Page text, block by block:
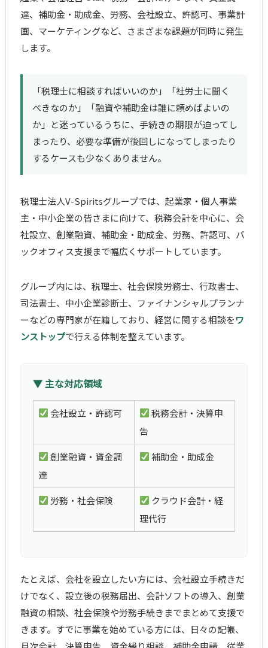
達、補助金・助成金、労務、会社設立、許認可、事業計
画、マーケティングなど、さまざまな課題が同時に発生
します。
「税理士に相談すればいいのか」「社労士に聞く
べきなのか」「融資や補助金は誰に頼めばよいの
か」と迷っているうちに、手続きの期限が迫ってし
まったり、必要な準備が後回しになってしまったり
するケースも少なくありません。
税理士法人V-Spiritsグループでは、起業家・個人事業
主・中小企業の皆さまに向けて、税務会計を中心に、会
社設立、創業融資、補助金・助成金、労務、許認可、バ
ックオフィス支援まで幅広くサポートしています。
グループ内には、税理士、社会保険労務士、行政書士、
司法書士、中小企業診断士、ファイナンシャルプランナ
ーなどの専門家が在籍しており、経営に関する相談をワ
ンストップで行える体制を整えています。
▼ 主な対応領域
会社設立・許認可
税務会計・決算申
告
創業融資・資金調
達
補助金・助成金
労務・社会保険
クラウド会計・経
理代行
たとえば、会社を設立したい方には、会社設立手続きだ
けでなく、設立後の税務届出、会計ソフトの導入、創業
融資の相談、社会保険や労務手続きまでまとめて支援で
きます。すでに事業を始めている方には、日々の記帳、